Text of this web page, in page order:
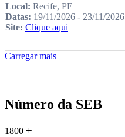
Local: Recife, PE
Datas: 19/11/2026 - 23/11/2026
Site: Clique aqui
Carregar mais
Número da SEB
1800 +